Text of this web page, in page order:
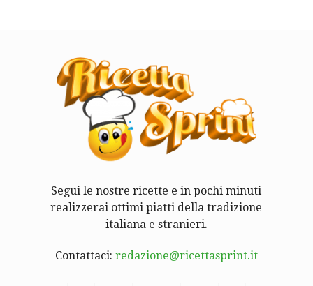
Segui le nostre ricette e in pochi minuti
realizzerai ottimi piatti della tradizione
italiana e stranieri.
Contattaci: redazione@ricettasprint.it